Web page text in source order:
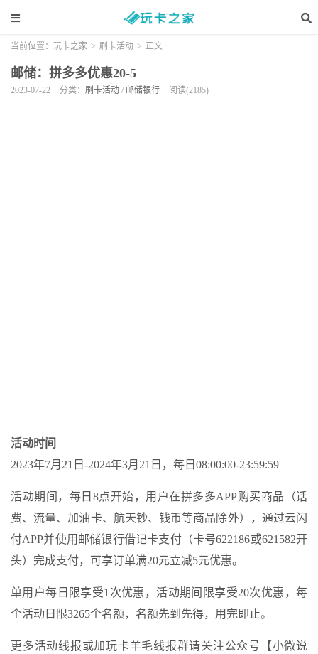
当前位置： 玩卡之家 > 刷卡活动 > 正文
邮储：拼多多优惠20-5
2023-07-22 分类： 刷卡活动 / 邮储银行 阅读(2185)
活动时间
2023年7月21日-2024年3月21日，每日08:00:00-23:59:59
活动期间，每日8点开始，用户在拼多多APP购买商品（话
费、流量、加油卡、航天钞、钱币等商品除外），通过云闪
付APP并使用邮储银行借记卡支付（卡号622186或621582开
头）完成支付，可享订单满20元立减5元优惠。
单用户每日限享受1次优惠，活动期间限享受20次优惠，每
个活动日限3265个名额，名额先到先得，用完即止。
更多活动线报或加玩卡羊毛线报群请关注公众号【小微说